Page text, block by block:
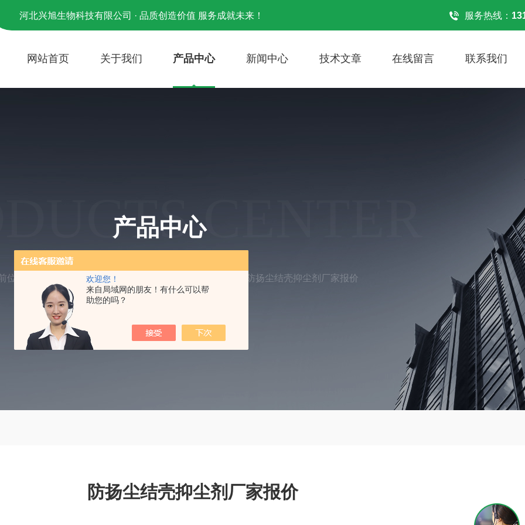
欢迎您！
来自局域网的朋友！有什么可以帮
助您的吗？
河北兴旭生物科技有限公司 · 品质创造价值 服务成就未来！ 服务热线：
网站首页 关于我们 产品中心 新闻中心 技术文章 在线留言 联系我们
CENTER
产品中心
位置： 产品中心 防扬尘结壳抑尘剂厂家报价
防扬尘结壳抑尘剂厂家报价